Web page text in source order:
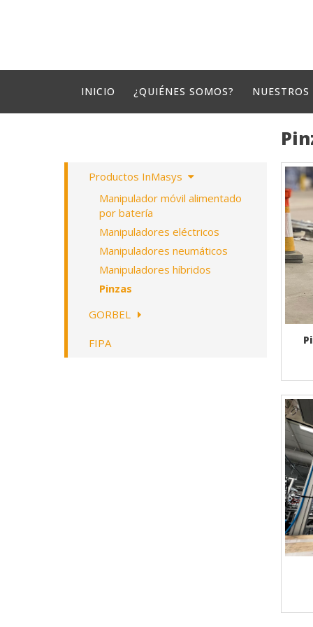
INICIO ¿QUIÉNES SOMOS?
Productos InMasys
Manipulador móvil alimentado
por batería
Manipuladores eléctricos
Manipuladores neumáticos
Manipuladores híbridos
Pinzas
GORBEL
FIPA